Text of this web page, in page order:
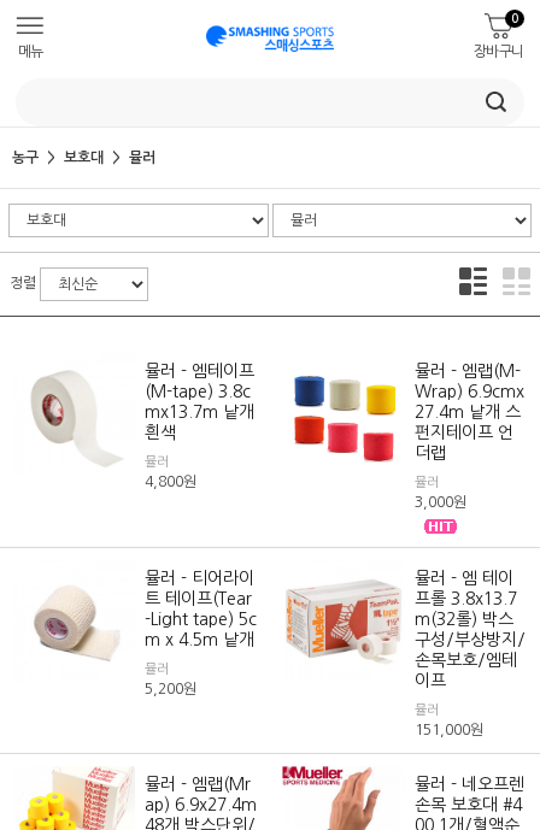
메뉴 장바구니
0
농구 보호대 뮬러
정렬
뮬러 - 엠테이프
(M-tape) 3.8c
mx13.7m 낱개
흰색
뮬러
4,800원
뮬러 - 엠랩(M-
Wrap) 6.9cmx
27.4m 낱개 스
펀지테이프 언
더랩
뮬러
3,000원
뮬러 - 티어라이
트 테이프(Tear
-Light tape) 5c
m x 4.5m 낱개
뮬러
5,200원
뮬러 - 엠 테이
프롤 3.8x13.7
m(32롤) 박스
구성/부상방지/
손목보호/엠테
이프
뮬러
151,000원
뮬러 - 엠랩(Mr
ap) 6.9x27.4m
48개 박스단위/
뮬러 - 네오프렌
손목 보호대 #4
00 1개/혈액순